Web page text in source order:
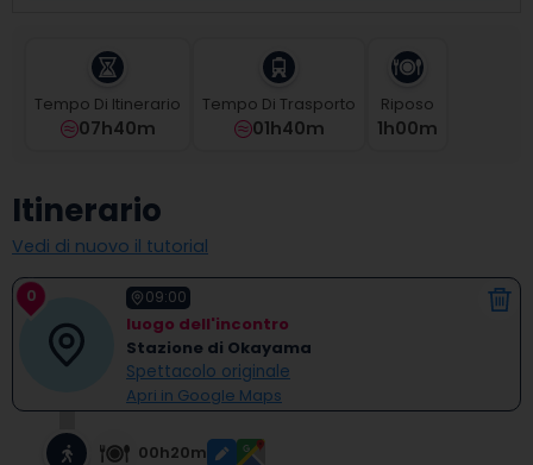
the
question
to
get
the
keyboard
shortcuts
for
changing
dates.
Tempo Di Itinerario
07h40m
Tempo Di Trasporto
01h40m
Riposo
1H00M
Itinerario
Vedi di nuovo il tutorial
0 09:00
luogo dell'incontro
Stazione di Okayama
Spettacolo originale
Apri in Google Maps
00h20m